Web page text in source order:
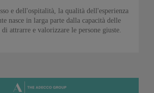
e dell'ospitalità, la qualità dell'esperienza
nasce in larga parte dalla capacità delle
attrarre e valorizzare le persone giuste.